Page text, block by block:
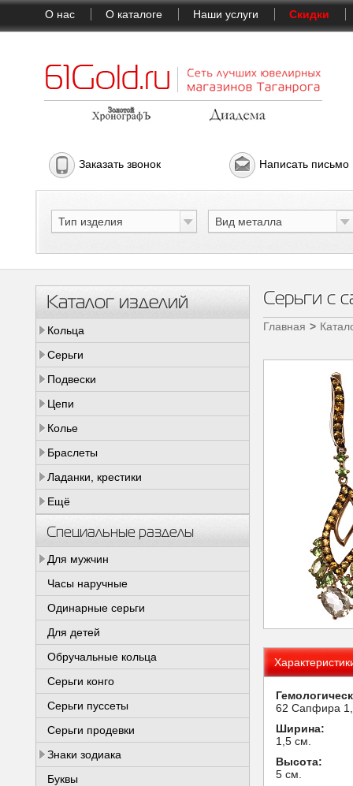
О нас О каталоге Наши услуги Скидки
Заказать звонок Написать письмо
Тип изделия Вид металла
Каталог изделий
Кольца
Серьги
Подвески
Цепи
Колье
Браслеты
Ладанки, крестики
Ещё
Специальные разделы
Для мужчин
Часы наручные
Одинарные серьги
Для детей
Обручальные кольца
Серьги конго
Серьги пуссеты
Серьги продевки
Знаки зодиака
Буквы
Серьги с
Главная
62 Сапфира
Ширина:
1,5 см.
Высота:
5 см.